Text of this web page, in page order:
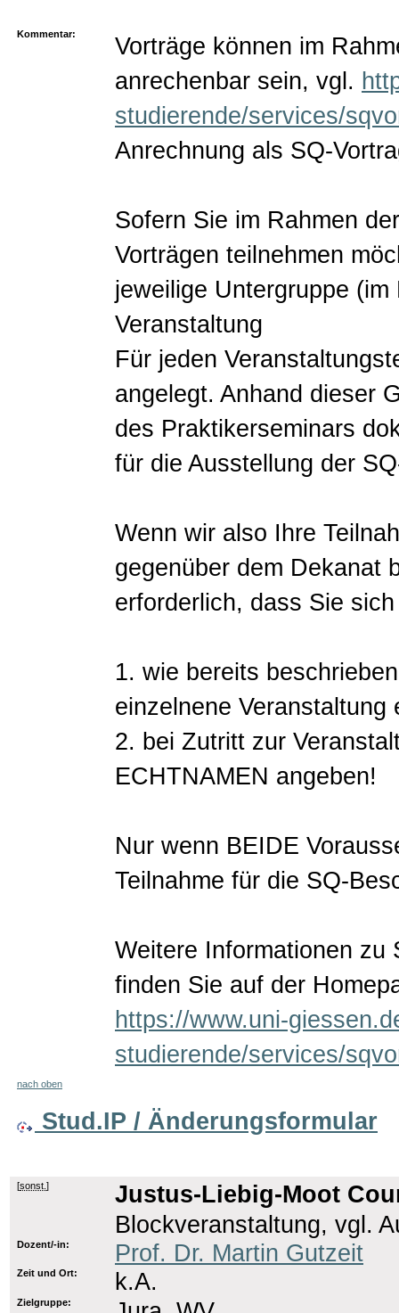
Kommentar:
Vorträge können im
anrechenbar sein, vgl.
studierende/services/
Anrechnung als SQ-
Sofern Sie im Rahmen
Vorträgen teilnehmen
jeweilige Untergruppe
Veranstaltung
Für jeden
angelegt. Anhand dieser
des Praktikerseminars
für die Ausstellung der
Wenn wir also Ihre
gegenüber dem Dekanat
erforderlich, dass Sie sich
1. wie bereits
einzelnene Veranstaltung
2. bei Zutritt zur
ECHTNAMEN angeben!
Nur wenn BEIDE
Teilnahme für die SQ-
Weitere Informationen zu
finden Sie auf der
https://www.uni-
studierende/services/
nach oben
Stud.IP / Änderungsformular
[sonst. ]
Justus-Liebig-Moot
Blockveranstaltung, vgl.
Dozent/-in: Prof. Dr. Martin Gutzeit
Zeit und Ort: k.A.
Zielgruppe: